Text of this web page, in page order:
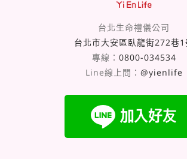
台北生命禮儀公司
台北市大安區臥龍街272巷1
專線： 0800-034534
Line線上問： @yienlife